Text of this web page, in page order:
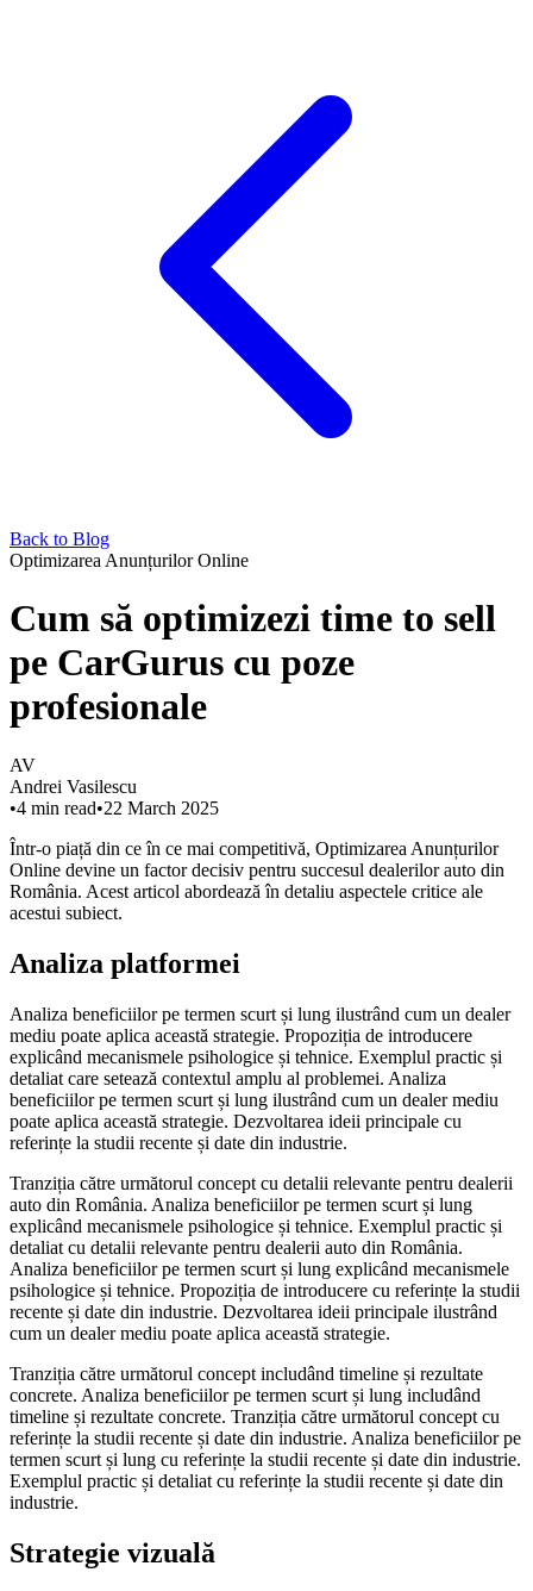
Back to Blog
Optimizarea Anunțurilor Online
Cum să optimizezi time to sell
pe CarGurus cu poze
profesionale
AV
Andrei Vasilescu
•4 min read•22 March 2025
Într-o piață din ce în ce mai competitivă, Optimizarea Anunțurilor
Online devine un factor decisiv pentru succesul dealerilor auto din
România. Acest articol abordează în detaliu aspectele critice ale
acestui subiect.
Analiza platformei
Analiza beneficiilor pe termen scurt și lung ilustrând cum un dealer
mediu poate aplica această strategie. Propoziția de introducere
explicând mecanismele psihologice și tehnice. Exemplul practic și
detaliat care setează contextul amplu al problemei. Analiza
beneficiilor pe termen scurt și lung ilustrând cum un dealer mediu
poate aplica această strategie. Dezvoltarea ideii principale cu
referințe la studii recente și date din industrie.
Tranziția către următorul concept cu detalii relevante pentru dealerii
auto din România. Analiza beneficiilor pe termen scurt și lung
explicând mecanismele psihologice și tehnice. Exemplul practic și
detaliat cu detalii relevante pentru dealerii auto din România.
Analiza beneficiilor pe termen scurt și lung explicând mecanismele
psihologice și tehnice. Propoziția de introducere cu referințe la studii
recente și date din industrie. Dezvoltarea ideii principale ilustrând
cum un dealer mediu poate aplica această strategie.
Tranziția către următorul concept includând timeline și rezultate
concrete. Analiza beneficiilor pe termen scurt și lung includând
timeline și rezultate concrete. Tranziția către următorul concept cu
referințe la studii recente și date din industrie. Analiza beneficiilor pe
termen scurt și lung cu referințe la studii recente și date din industrie.
Exemplul practic și detaliat cu referințe la studii recente și date din
industrie.
Strategie vizuală